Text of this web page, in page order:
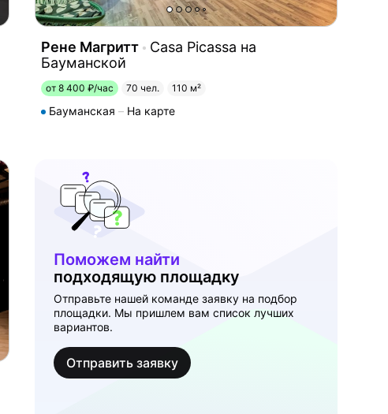
Рене Магритт
Casa Picassa на
Бауманской
от 8 400 ₽/час 70 чел. 110 м²
Бауманская На карте
Поможем найти
подходящую площадку
Отправьте нашей команде заявку на подбор
площадки. Мы пришлем вам список лучших
вариантов.
Отправить заявку